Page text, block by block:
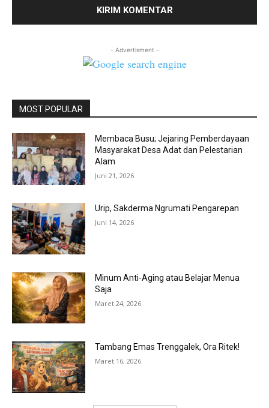
- Advertisment -
MOST POPULAR
Membaca Busu; Jejaring Pemberdayaan
Masyarakat Desa Adat dan Pelestarian
Alam
Juni 21, 2026
Urip, Sakderma Ngrumati Pengarepan
Juni 14, 2026
Minum Anti-Aging atau Belajar Menua
Saja
Maret 24, 2026
Tambang Emas Trenggalek, Ora Ritek!
Maret 16, 2026